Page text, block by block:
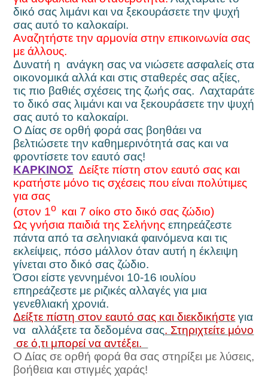
δικό σας λιμάνι και να ξεκουράσετε την ψυχή
σας αυτό το καλοκαίρι.
Αναζητήστε την αρμονία στην επικοινωνία σας
με άλλους.
Δυνατή η ανάγκη σας να νιώσετε ασφαλείς στα
οικονομικά αλλά και στις σταθερές σας αξίες,
τις πιο βαθιές σχέσεις της ζωής σας. Λαχταράτε
το δικό σας λιμάνι και να ξεκουράσετε την ψυχή
σας αυτό το καλοκαίρι.
Ο Δίας σε ορθή φορά σας βοηθάει να
βελτιώσετε την καθημερινότητά σας και να
φροντίσετε τον εαυτό σας!
ΚΑΡΚΙΝΟΣ Δείξτε πίστη στον εαυτό σας και
κρατήστε μόνο τις σχέσεις που είναι πολύτιμες
για σας
(στον 1ο και 7 οίκο στο δικό σας ζώδιο)
Ως γνήσια παιδιά της Σελήνης επηρεάζεστε
πάντα από τα σεληνιακά φαινόμενα και τις
εκλείψεις, πόσο μάλλον όταν αυτή η έκλειψη
γίνεται στο δικό σας ζώδιο.
Όσοι είστε γεννημένοι 10-16 ιουλίου
επηρεάζεστε με ριζικές αλλαγές για μια
γενεθλιακή χρονιά.
Δείξτε πίστη στον εαυτό σας και διεκδικήστε για
να αλλάξετε τα δεδομένα σας. Στηριχτείτε μόνο
σε ό,τι μπορεί να αντέξει.
Ο Δίας σε ορθή φορά θα σας στηρίξει με λύσεις,
βοήθεια και στιγμές χαράς!